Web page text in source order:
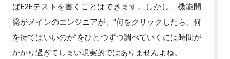
ばE2Eテストを書くことはできます。しかし、機能開
発がメインのエンジニアが、“何をクリックしたら、何
を待てばいいのか”をひとつずつ調べていくには時間が
かかり過ぎてしまい現実的ではありませんよね。